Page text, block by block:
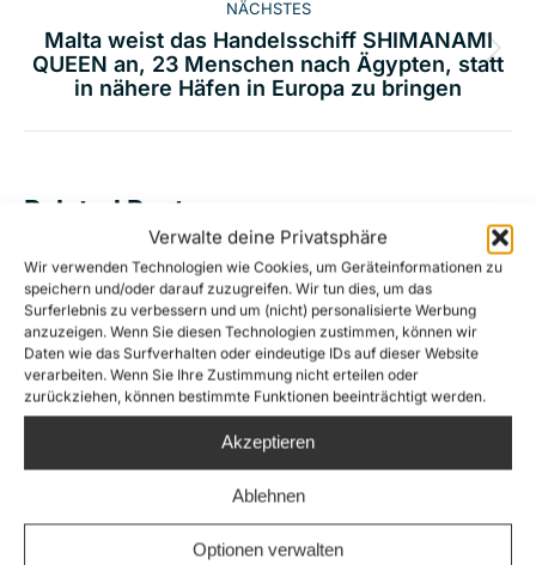
Verwalte deine Privatsphäre
Wir verwenden Technologien wie Cookies, um Geräteinformationen zu
speichern und/oder darauf zuzugreifen. Wir tun dies, um das
Surferlebnis zu verbessern und um (nicht) personalisierte Werbung
anzuzeigen. Wenn Sie diesen Technologien zustimmen, können wir
Daten wie das Surfverhalten oder eindeutige IDs auf dieser Website
verarbeiten. Wenn Sie Ihre Zustimmung nicht erteilen oder
zurückziehen, können bestimmte Funktionen beeinträchtigt werden.
Akzeptieren
Ablehnen
Optionen verwalten
NÄCHSTES
Nächster
Beitrag:
Malta weist das Handelsschiff SHIMANAMI
QUEEN an, 23 Menschen nach Ägypten, statt
in nähere Häfen in Europa zu bringen
Related Posts
Die extreme Rechte macht die
Rettung von Menschenleben zum
Gegenstand einer
Verleumdungskampagne
16. Juli 2026
Nach Schüssen auf die Sea-Watch 5:
wegen unterlassener